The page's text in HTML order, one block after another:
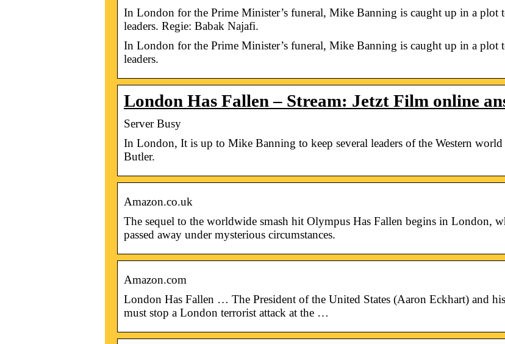
In London for the Prime Minister’s funeral, Mike Banning is caught up in a plot
leaders. Regie: Babak Najafi.
In London for the Prime Minister’s funeral, Mike Banning is caught up in a plot
leaders.
London Has Fallen – Stream: Jetzt Film online
Server Busy
In London, It is up to Mike Banning to keep several leaders of the Western
Butler.
Amazon.co.uk
The sequel to the worldwide smash hit Olympus Has Fallen begins in London,
passed away under mysterious circumstances.
Amazon.com
London Has Fallen … The President of the United States (Aaron Eckhart) and
must stop a London terrorist attack at the …